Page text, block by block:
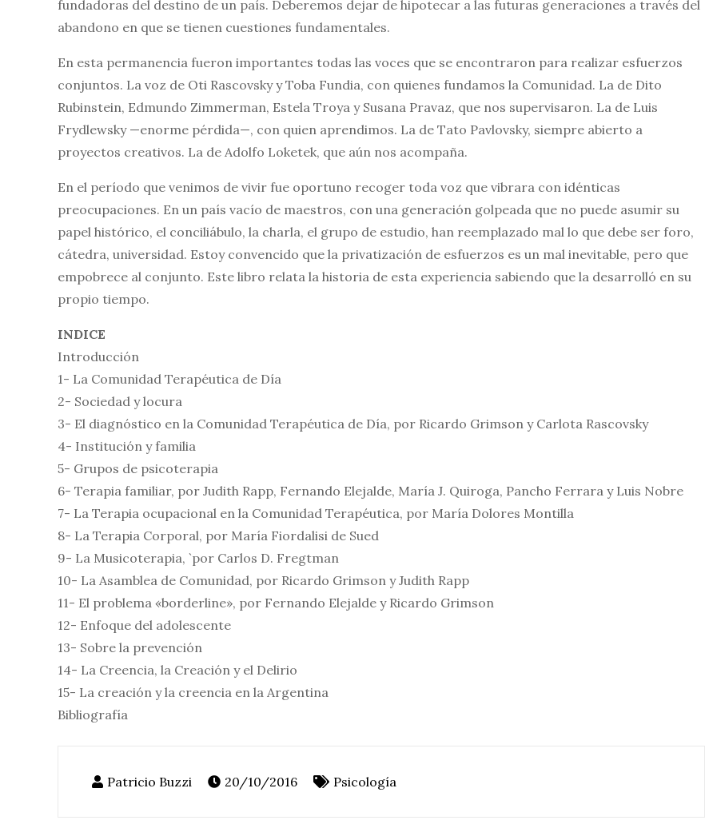
fundadoras del destino de un país. Deberemos dejar de hipotecar a las futuras generaciones a través del
abandono en que se tienen cuestiones fundamentales.
En esta permanencia fueron importantes todas las voces que se encontraron para realizar esfuerzos
conjuntos. La voz de Oti Rascovsky y Toba Fundia, con quienes fundamos la Comunidad. La de Dito
Rubinstein, Edmundo Zimmerman, Estela Troya y Susana Pravaz, que nos supervisaron. La de Luis
Frydlewsky —enorme pérdida—, con quien aprendimos. La de Tato Pavlovsky, siempre abierto a
proyectos creativos. La de Adolfo Loketek, que aún nos acompaña.
En el período que venimos de vivir fue oportuno recoger toda voz que vibrara con idénticas
preocupaciones. En un país vacío de maestros, con una generación golpeada que no puede asumir su
papel histórico, el conciliábulo, la charla, el grupo de estudio, han reemplazado mal lo que debe ser foro,
cátedra, universidad. Estoy convencido que la privatización de esfuerzos es un mal inevitable, pero que
empobrece al conjunto. Este libro relata la historia de esta experiencia sabiendo que la desarrolló en su
propio tiempo.
INDICE
Introducción
1- La Comunidad Terapéutica de Día
2- Sociedad y locura
3- El diagnóstico en la Comunidad Terapéutica de Día, por Ricardo Grimson y Carlota Rascovsky
4- Institución y familia
5- Grupos de psicoterapia
6- Terapia familiar, por Judith Rapp, Fernando Elejalde, María J. Quiroga, Pancho Ferrara y Luis Nobre
7- La Terapia ocupacional en la Comunidad Terapéutica, por María Dolores Montilla
8- La Terapia Corporal, por María Fiordalisi de Sued
9- La Musicoterapia, `por Carlos D. Fregtman
10- La Asamblea de Comunidad, por Ricardo Grimson y Judith Rapp
11- El problema «borderline», por Fernando Elejalde y Ricardo Grimson
12- Enfoque del adolescente
13- Sobre la prevención
14- La Creencia, la Creación y el Delirio
15- La creación y la creencia en la Argentina
Bibliografía
20/10/2016 Psicología